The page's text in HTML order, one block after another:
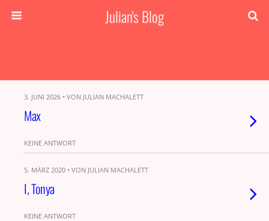
Julian's Blog
3. JUNI 2026 • VON JULIAN MACHALETT
Max
KEINE ANTWORT
5. MÄRZ 2020 • VON JULIAN MACHALETT
I, Tonya
KEINE ANTWORT